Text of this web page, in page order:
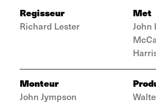
Regisseur
Richard Lester
Met
John
Monteur
John Jympson